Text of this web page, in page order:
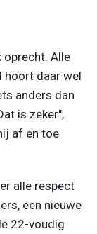
oprecht. Alle
hoort daar wel
anders dan
is zeker",
af en toe
alle respect
een nieuwe
22-voudig